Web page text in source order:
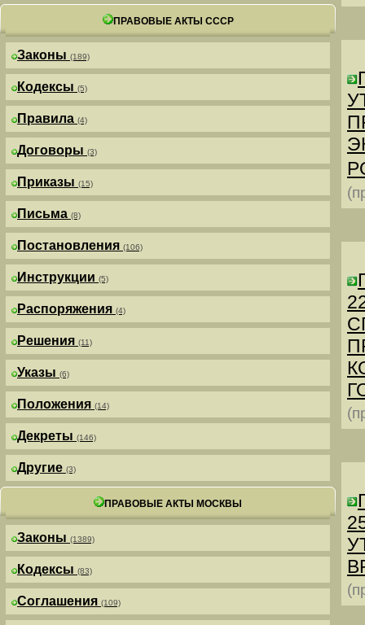
ПРАВОВЫЕ АКТЫ СССР
Законы (189)
Кодексы (5)
Правила (4)
Договоры (3)
Приказы (15)
Письма (8)
Постановления (106)
Инструкции (5)
Распоряжения (4)
Решения (11)
Указы (6)
Положения (14)
Декреты (146)
Другие (3)
ПРАВОВЫЕ АКТЫ МОСКВЫ
Законы (1389)
Кодексы (83)
Соглашения (109)